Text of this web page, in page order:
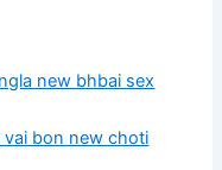
bangla new bhbai sex
vai bon new choti